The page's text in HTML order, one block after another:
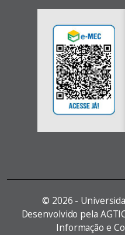
© 2026 -
Desenvolvido pela
Informação e